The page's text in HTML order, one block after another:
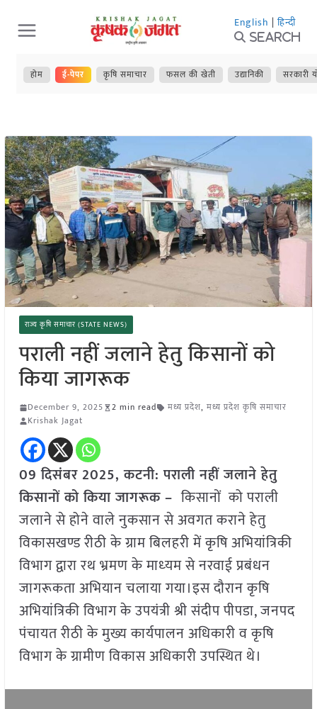
Skip
to
content
English | हिन्दी
Search
होम ई-पेपर कृषि समाचार फसल की खेती उद्यानिकी सरकारी
राज्य कृषि समाचार (STATE NEWS)
पराली नहीं जलाने हेतु किसानों को
किया जागरूक
December 9, 2025 2 min read मध्य प्रदेश, मध्य प्रदेश कृषि समाचार
Krishak Jagat
09 दिसंबर 2025,कटनी: पराली नहीं जलाने हेतु
किसानों को किया जागरूक –किसानों को पराली
जलाने से होने वाले नुकसान से अवगत कराने हेतु
विकासखण्ड रीठी के ग्राम बिलहरी में कृषि अभियांत्रिकी
विभाग द्वारा रथ भ्रमण के माध्‍यम से नरवाई प्रबंधन
जागरूकता अभियान चलाया गया।इस दौरान कृषि
अभियांत्रिकी विभाग के उपयंत्री श्री संदीप पीपडा, जनपद
पंचायत रीठी के मुख्य कार्यपालन अधिकारी व कृषि
विभाग के ग्रामीण विकास अधिकारी उपस्थित थे।